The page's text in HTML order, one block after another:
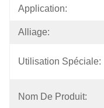
Application:
Alliage:
Utilisation Spéciale:
Nom De Produit: